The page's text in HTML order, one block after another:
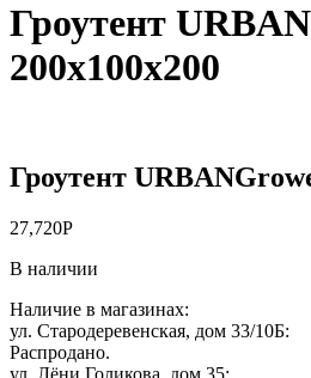
Гроутент
200х100х200
Гроутент
27,720Р
В наличии
Наличие в магазинах:
ул. Стародеревенская, дом 33/10Б:
Распродано.
ул. Лёни Голикова, дом 35: